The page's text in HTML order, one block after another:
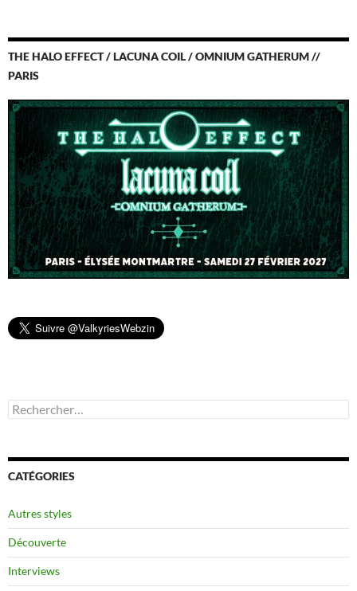
THE HALO EFFECT / LACUNA COIL / OMNIUM GATHERUM //
PARIS
Rechercher :
CATÉGORIES
Autres styles
Découverte
Interviews